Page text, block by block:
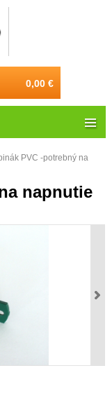
0,00 €
PVC -potrebný na
napnutie